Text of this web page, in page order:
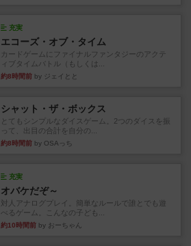
充実
エコーズ・オブ・タイム
カードゲームにファイナルファンタジーのアクテ
ィブタイムバトル（もしくは...
約8時間前 by ジェイとと
シャット・ザ・ボックス
とてもシンプルなダイスゲーム。2つのダイスを振
って、出目の合計を自分の...
約8時間前 by OSAっち
充実
オバケだぞ～
対人アナログプレイ。簡単なルールで誰とでも遊
べるゲーム。こんなの子ども...
約10時間前 by おーちゃん